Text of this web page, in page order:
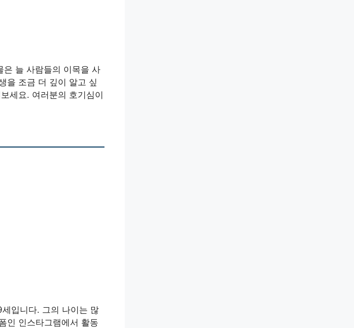
은 늘 사람들의 이목을 사
을 조금 더 깊이 알고 싶
세요. 여러분의 호기심이
입니다. 그의 나이는 많
인 인스타그램에서 활동